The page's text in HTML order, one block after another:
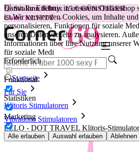
Damit Ihr Erlebnis in unserem Onlineshop
ist.Wir verwenden Cookies, um Inhalte
personalisieren, Funktionen für soziale
unseren Datenverkehr zu analysieren.
Informationen über Ihre Nutzung unserer
für soziale Medi
Erforderlich
Funktional
Statistiken
Marketing
Alle erlauben Auswahl erlauben Ablehnen
😽Svakom Klitty: 15 € GÜNSTIGER
Code: KLITTY →
Startseite
Für Sie
Klitoris Stimulatoren
Vibrations Stimulatoren
LELO - DOT TRAVEL Klitoris-